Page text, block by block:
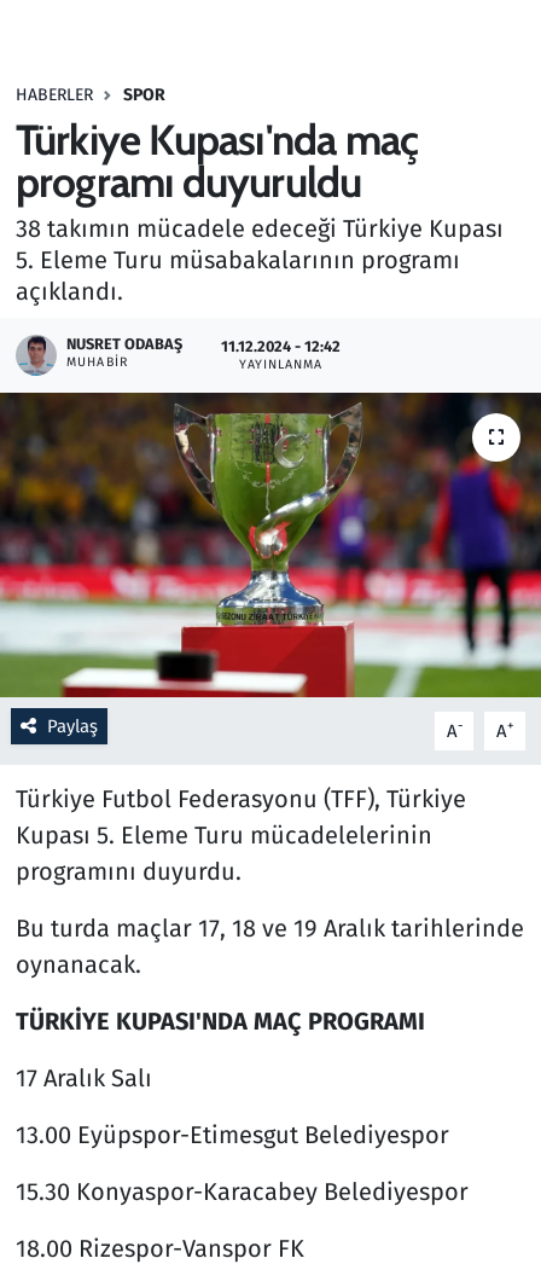
HABERLER SPOR
Türkiye Kupası'nda maç
programı duyuruldu
38 takımın mücadele edeceği Türkiye Kupası
5. Eleme Turu müsabakalarının programı
açıklandı.
NUSRET ODABAŞ
MUHABIR
11.12.2024 - 12:42
YAYINLANMA
Paylaş A- A+
Türkiye Futbol Federasyonu (TFF), Türkiye
Kupası 5. Eleme Turu mücadelelerinin
programını duyurdu.
Bu turda maçlar 17, 18 ve 19 Aralık tarihlerinde
oynanacak.
TÜRKİYE KUPASI'NDA MAÇ PROGRAMI
17 Aralık Salı
13.00 Eyüpspor-Etimesgut Belediyespor
15.30 Konyaspor-Karacabey Belediyespor
18.00 Rizespor-Vanspor FK
Haber
Kültür Sanat
Kurumsal Haberler
Lezzet Durağı
Memur ve Kamu
Otomobil
Oyun
Ramazan
Resmi İlanlar
Rüya Tabirleri
Sağlık
Savunma Sanayi
Seçim 2023
Teknoloji ve Bilim
Televizyon